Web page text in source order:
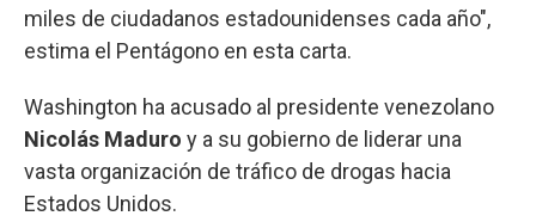
miles de ciudadanos estadounidenses cada año",
estima el Pentágono en esta carta.
Washington ha acusado al presidente venezolano
Nicolás Maduro y a su gobierno de liderar una
vasta organización de tráfico de drogas hacia
Estados Unidos.